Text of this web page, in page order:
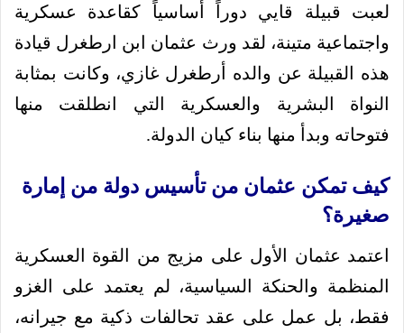
لعبت قبيلة قايي دوراً أساسياً كقاعدة عسكرية
واجتماعية متينة، لقد ورث عثمان ابن ارطغرل قيادة
هذه القبيلة عن والده أرطغرل غازي، وكانت بمثابة
النواة البشرية والعسكرية التي انطلقت منها
فتوحاته وبدأ منها بناء كيان الدولة.
كيف تمكن عثمان من تأسيس دولة من إمارة
صغيرة؟
اعتمد عثمان الأول على مزيج من القوة العسكرية
المنظمة والحنكة السياسية، لم يعتمد على الغزو
فقط، بل عمل على عقد تحالفات ذكية مع جيرانه،